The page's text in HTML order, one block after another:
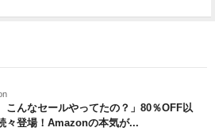
こんなセールやってたの？」80％OFF以
々登場！Amazonの本気が...